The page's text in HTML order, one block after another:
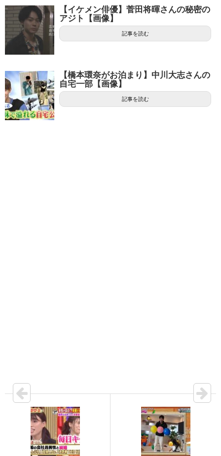
【イケメン俳優】菅田将暉さんの秘密の
アジト【画像】
記事を読む
【橋本環奈がお泊まり】中川大志さんの
自宅一部【画像】
記事を読む